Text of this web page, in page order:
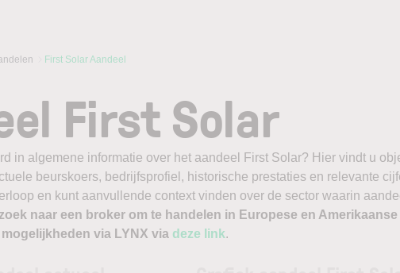
First Solar Aandeel
First Solar
in algemene informatie over het aandeel First Solar? Hier vindt u
beurskoers, bedrijfsprofiel, historische prestaties en relevante
en kunt aanvullende context vinden over de sector waarin
naar een broker om te handelen in Europese en
via LYNX via deze link.